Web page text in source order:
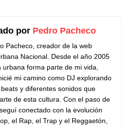
por Pedro Pacheco
Pacheco, creador de la web
Nacional. Desde el año 2005
urbana forma parte de mi vida,
mi camino como DJ explorando
y diferentes sonidos que
de esta cultura. Con el paso de
conectado con la evolución
el Rap, el Trap y el Reggaetón,